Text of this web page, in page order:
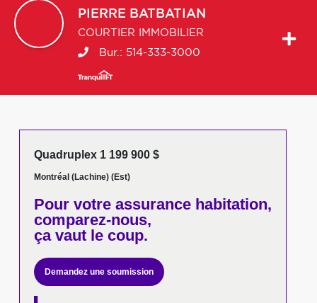
PIERRE BATBATIAN
COURTIER IMMOBILIER
Bur.: 514-333-3000
Quadruplex 1 199 900 $
Montréal (Lachine) (Est)
Pour votreassurance habitation,
comparez-nous,
ça vaut le coup.
Demandez une soumission